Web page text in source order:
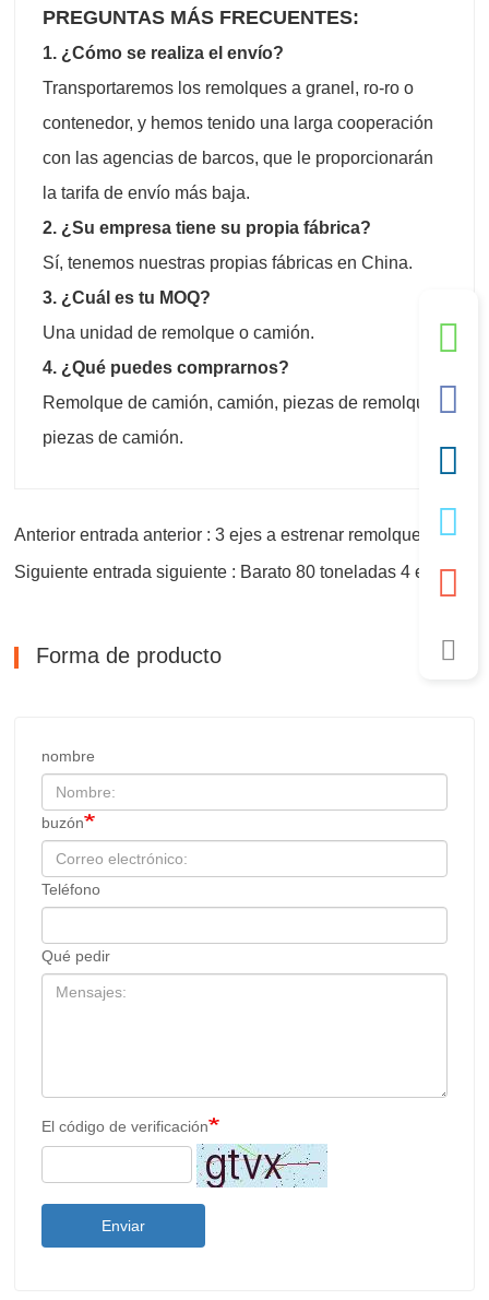
PREGUNTAS MÁS FRECUENTES:
1. ¿Cómo se realiza el envío?
Transportaremos los remolques a granel, ro-ro o
contenedor, y hemos tenido una larga cooperación
con las agencias de barcos, que le proporcionarán
la tarifa de envío más baja.
2. ¿Su empresa tiene su propia fábrica?
Sí, tenemos nuestras propias fábricas en China.
3. ¿Cuál es tu MOQ?
Una unidad de remolque o camión.
4. ¿Qué puedes comprarnos?
Remolque de camión, camión, piezas de remolque,
piezas de camión.
Anterior entrada anterior : 3 ejes a estrenar remolques de techo de cisne de cuello de cisne
Siguiente entrada siguiente : Barato 80 toneladas 4 ejes Lowboy Trailer
Forma de producto
nombre
buzón
Teléfono
Qué pedir
El código de verificación
Enviar